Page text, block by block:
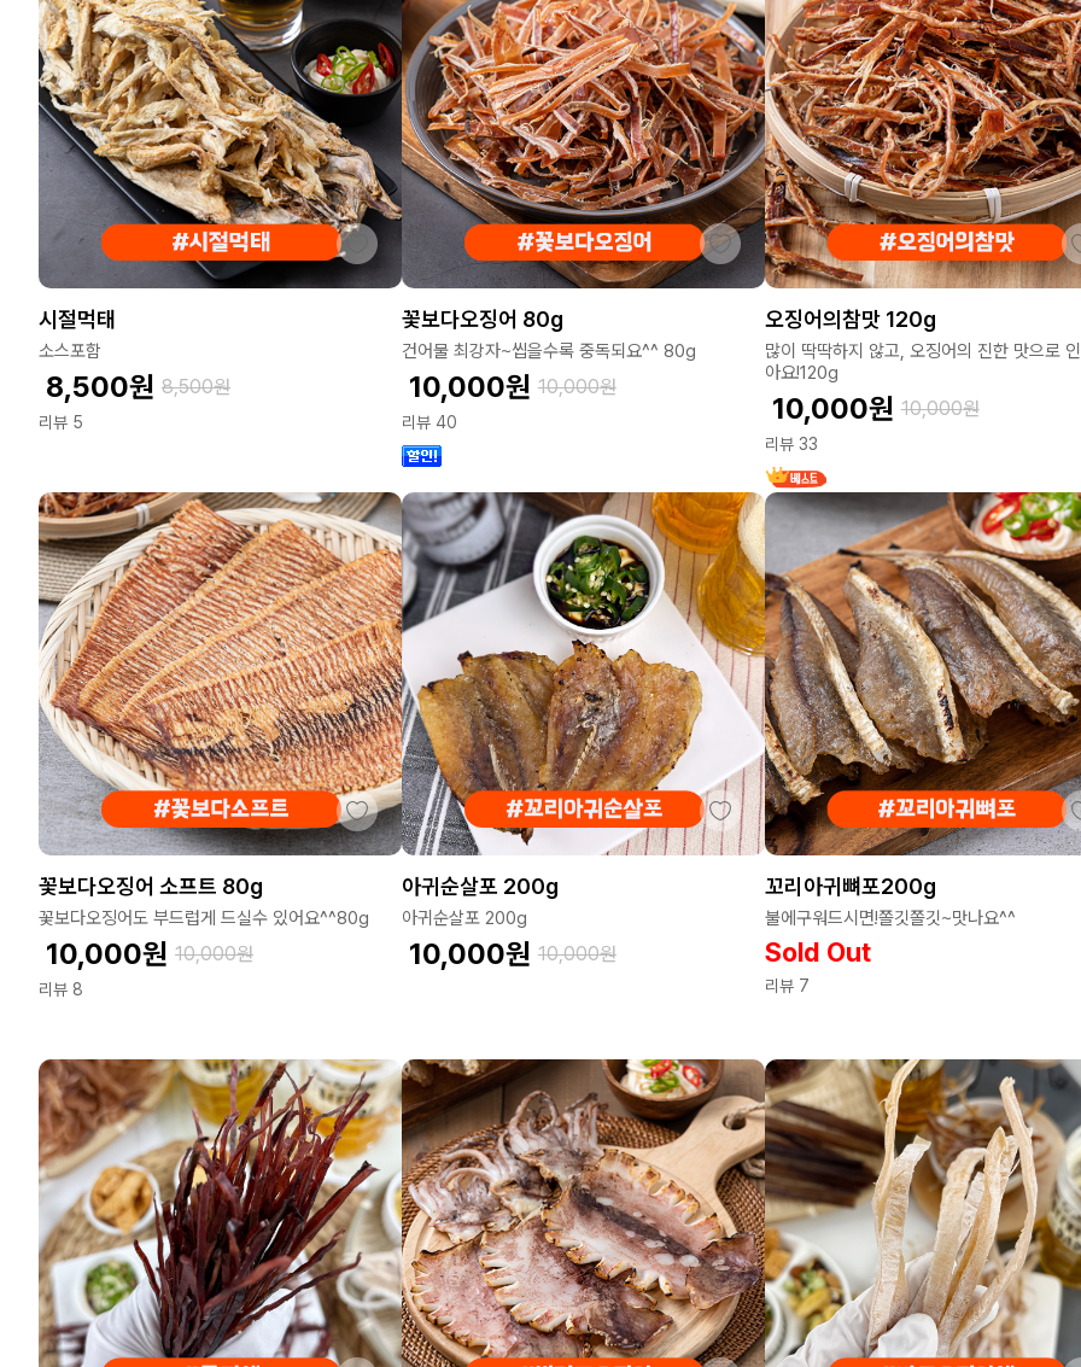
시절먹태
소스포함
8,500원 8,500원
리뷰 5
꽃보다오징어 80g
건어물 최강자~씹을수록 중독되요^^ 80g
10,000원 10,000원
리뷰 40
오징어의참맛 120g
많이 딱딱하지 않고, 오징어의 진한 맛으로
아요!120g
10,000원 10,000원
리뷰 33
꽃보다오징어 소프트 80g
꽃보다오징어도 부드럽게 드실수 있어요^^80g
10,000원 10,000원
리뷰 8
아귀순살포 200g
아귀순살포 200g
10,000원 10,000원
꼬리아귀뼈포200g
불에구워드시면!쫄깃쫄깃~맛나요^^
Sold Out
리뷰 7